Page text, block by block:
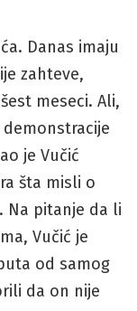
Danas imaju
zahteve,
meseci. Ali,
je Vučić
šta misli o
Na pitanje da li
Vučić je
od samog
da on nije